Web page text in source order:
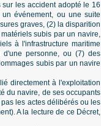
les accident adopté le 16
événement, ou une suite
graves, (2) la disparition
subis par un navire,
à l'infrastructure maritime
d'une personne, ou (7) des
subis par un navire
directement à l'exploitation
du navire, de ses occupants
les actes délibérés ou les
A la lecture de ce Décret,